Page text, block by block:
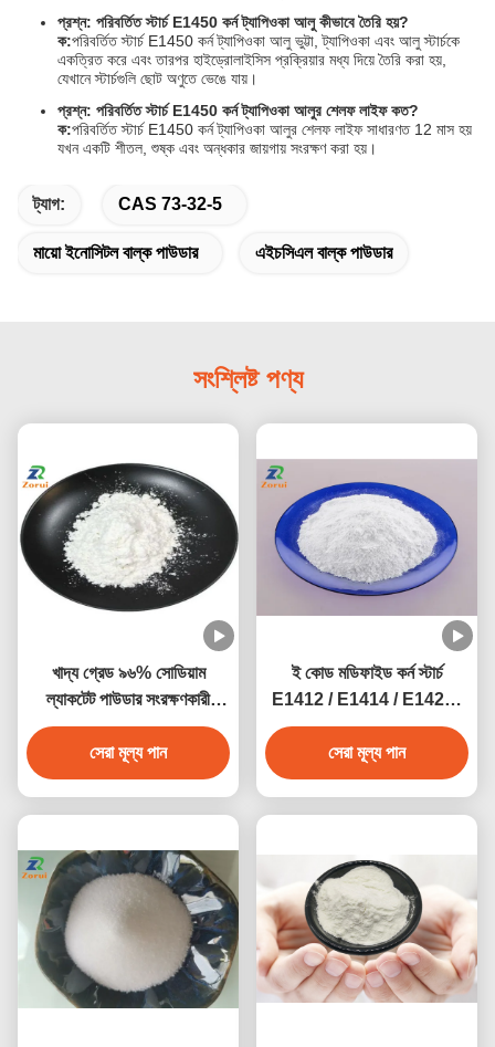
প্রশ্ন: পরিবর্তিত স্টার্চ E1450 কর্ন ট্যাপিওকা আলু কীভাবে তৈরি হয়?
ক:পরিবর্তিত স্টার্চ E1450 কর্ন ট্যাপিওকা আলু ভুট্টা, ট্যাপিওকা এবং আলু স্টার্চকে
একত্রিত করে এবং তারপর হাইড্রোলাইসিস প্রক্রিয়ার মধ্য দিয়ে তৈরি করা হয়,
যেখানে স্টার্চগুলি ছোট অণুতে ভেঙে যায়।
প্রশ্ন: পরিবর্তিত স্টার্চ E1450 কর্ন ট্যাপিওকা আলুর শেলফ লাইফ কত?
ক:পরিবর্তিত স্টার্চ E1450 কর্ন ট্যাপিওকা আলুর শেলফ লাইফ সাধারণত 12 মাস হয়
যখন একটি শীতল, শুষ্ক এবং অন্ধকার জায়গায় সংরক্ষণ করা হয়।
ট্যাগ: CAS 73-32-5
মায়ো ইনোসিটল বাল্ক পাউডার এইচসিএল বাল্ক পাউডার
সংশ্লিষ্ট পণ্য
খাদ্য গ্রেড ৯৬% সোডিয়াম
ল্যাকটেট পাউডার সংরক্ষণকারী
সোডিয়াম ২-
হাইড্রোক্সাইপ্রোপানোয়েট CAS
৮৬৭-৫৬-১
সেরা মূল্য পান
ই কোড মডিফাইড কর্ন স্টার্চ
E1412 / E1414 / E1422 /
E1442
সেরা মূল্য পান